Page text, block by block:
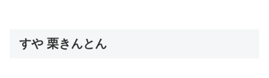
すや 栗きんとん